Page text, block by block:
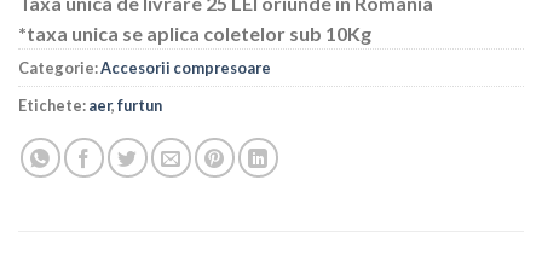
*taxa unica se aplica coletelor sub 10Kg
Categorie:Accesorii compresoare
Etichete:aer,furtun